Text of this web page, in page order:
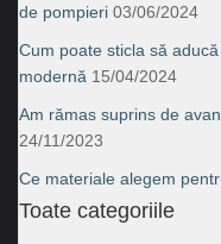
de pompieri 03/06/2024
Cum poate sticla să
modernă 15/04/2024
Am rămas suprins de
24/11/2023
Ce materiale alegem
Toate categoriile